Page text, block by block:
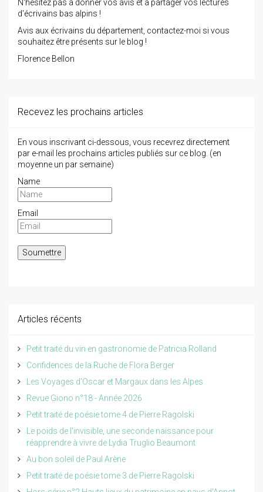
N'hésitez pas à donner vos avis et à partager vos lectures
d'écrivains bas alpins !
Avis aux écrivains du département, contactez-moi si vous
souhaitez être présents sur le blog !
Florence Bellon
Recevez les prochains articles
En vous inscrivant ci-dessous, vous recevrez directement
par e-mail les prochains articles publiés sur ce blog. (en
moyenne un par semaine)
Name
Email
Articles récents
Petit traité du vin en gastronomie de Patricia Rolland
Confidences de la Ruche de Flora Berger
Les Voyages d'Oscar et Margaux dans les Alpes
Revue Giono n°18 - Année 2026
Petit traité de poésie tome 4 de Pierre Ragolski
Le poids de l'invisible, une seconde naissance pour
réapprendre à vivre de Lydia Truglio Beaumont
Au bon soleil de Paul Arène
Petit traité de poésie tome 3 de Pierre Ragolski